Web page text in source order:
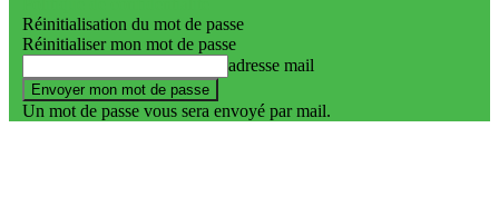
Réinitialisation du mot de passe
Réinitialiser mon mot de passe
adresse mail
Un mot de passe vous sera envoyé par mail.